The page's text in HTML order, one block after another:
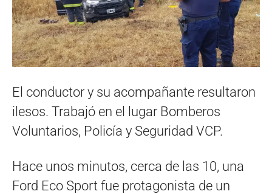
El conductor y su acompañante resultaron
ilesos. Trabajó en el lugar Bomberos
Voluntarios, Policía y Seguridad VCP.
Hace unos minutos, cerca de las 10, una
Ford Eco Sport fue protagonista de un